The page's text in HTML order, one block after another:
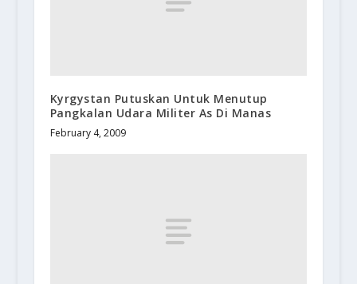
Kyrgystan Putuskan Untuk Menutup
Pangkalan Udara Militer As Di Manas
February 4, 2009